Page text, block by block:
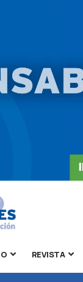
REVISTA